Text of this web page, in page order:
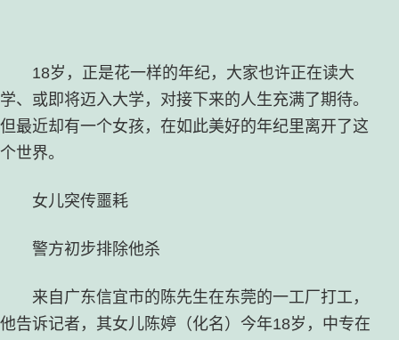
18岁，正是花一样的年纪，大家也许正在读大
学、或即将迈入大学，对接下来的人生充满了期待。
但最近却有一个女孩，在如此美好的年纪里离开了这
个世界。
女儿突传噩耗
警方初步排除他杀
来自广东信宜市的陈先生在东莞的一工厂打工，
他告诉记者，其女儿陈婷（化名）今年18岁，中专在